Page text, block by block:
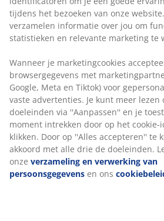
tijdens het bezoeken van onze
verzamelen informatie over jou om
statistieken en relevante marketing te
Wanneer je marketingcookies
browsergegevens met
Google, Meta en Tiktok) voor
vaste advertenties. Je kunt meer lezen
doeleinden via ''Aanpassen'' en je
moment intrekken door op het cookie-
klikken. Door op ''Alles accepteren'' te
akkoord met alle drie de doeleinden.
onze verzameling en verwerking van
persoonsgegevens en ons